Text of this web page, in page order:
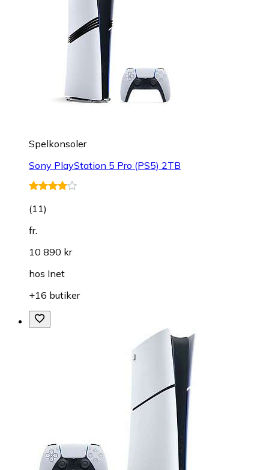
Spelkonsoler
Sony PlayStation 5 Pro (PS5) 2TB
(11)
fr.
10 890 kr
hos Inet
+16 butiker